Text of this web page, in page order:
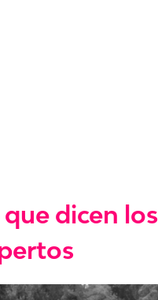
que dicen los